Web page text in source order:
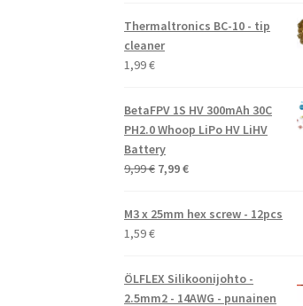
Thermaltronics BC-10 - tip
cleaner
1,99€
BetaFPV 1S HV 300mAh 30C
PH2.0 Whoop LiPo HV LiHV
Battery
9,99€ Alkuperäinen
oli:
7,99€Nykyinen
on:
M3 x 25mm hex screw - 12pcs
1,59€
ÖLFLEX Silikoonijohto -
2.5mm2 - 14AWG - punainen